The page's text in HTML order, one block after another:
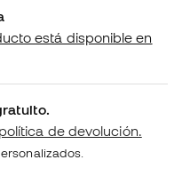
está disponible en
política de devolución.